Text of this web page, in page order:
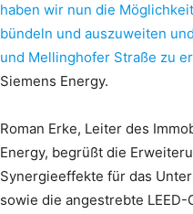
haben wir nun die
bündeln und auszuweiten
und Mellinghofer Straße zu
Siemens Energy.
Roman Erke, Leiter des
Energy, begrüßt die
Synergieeffekte für das
sowie die angestrebte